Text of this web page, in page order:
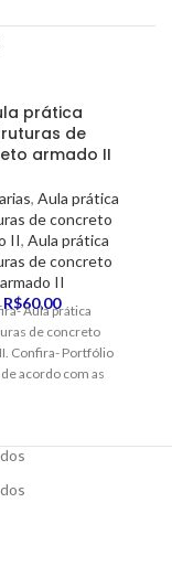
prática
de
armado II
, Aula prática
de concreto
II, Aula prática
de concreto
armado II
R$60,00
Aula prática
de concreto
Confira- Portfólio
acordo com as